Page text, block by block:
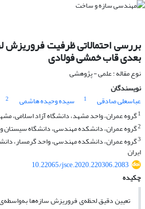
بررسی احتمالاتی ظرفیت فروریزش
بعدی قاب خمشی فولادی
نوع مقاله : علمی - پژوهشی
نویسندگان
عباسعلی صادقی
1 سیده وحیده هاشمی 2
1گروه عمران، واحد مشهد، دانشگاه آزاد اسلامی،
2گروه عمران، دانشکده مهندسی، دانشگاه سیستان و
3گروه عمران، دانشکده مهندسی، واحد گرمسار،
ایران
10.22065/jsce.2020.220306.2083
چکیده
تعیین دقیق لحظه‌ی فروریزش سازه‌ها